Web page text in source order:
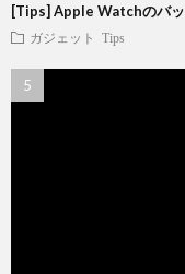
[Tips] Apple Watchのバッ
ガジェット Tips